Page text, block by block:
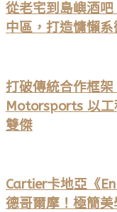
從老宅到島嶼酒
中區，打造慵懶
打破傳統合作框
Motorsports 以工
雙傑
Cartier卡地亞《
德哥爾摩！極簡